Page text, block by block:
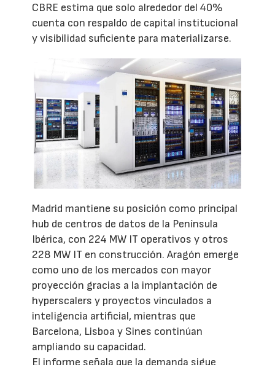
CBRE estima que solo alrededor del 40%
cuenta con respaldo de capital institucional
y visibilidad suficiente para materializarse.
Madrid mantiene su posición como principal
hub de centros de datos de la Península
Ibérica, con 224 MW IT operativos y otros
228 MW IT en construcción. Aragón emerge
como uno de los mercados con mayor
proyección gracias a la implantación de
hyperscalers y proyectos vinculados a
inteligencia artificial, mientras que
Barcelona, Lisboa y Sines continúan
ampliando su capacidad.
El informe señala que la demanda sigue